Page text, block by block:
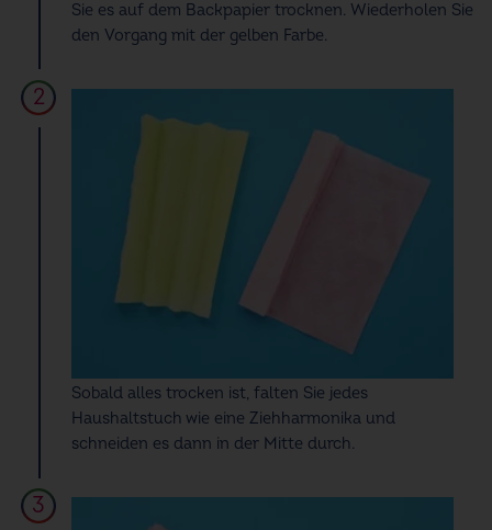
Sie es auf dem Backpapier trocknen. Wiederholen Sie
den Vorgang mit der gelben Farbe.
Sobald alles trocken ist, falten Sie jedes
Haushaltstuch wie eine Ziehharmonika und
schneiden es dann in der Mitte durch.